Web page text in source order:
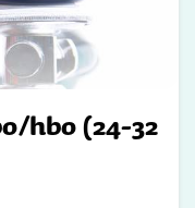
hbo (24-32